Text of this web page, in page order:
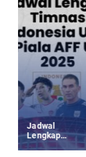
Jadwal
Lengkap
Timnas